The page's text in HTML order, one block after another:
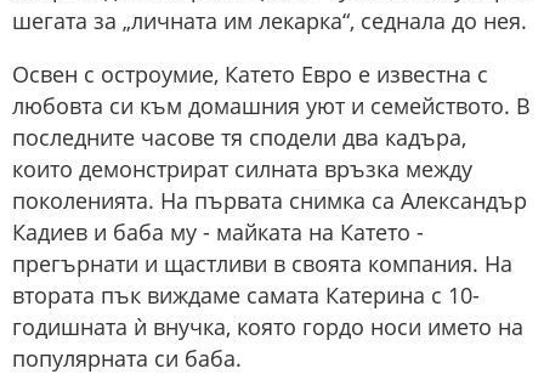
шегата за „личната им лекарка“, седнала до нея.
Освен с остроумие, Катето Евро е известна с
любовта си към домашния уют и семейството. В
последните часове тя сподели два кадъра,
които демонстрират силната връзка между
поколенията. На първата снимка са Александър
Кадиев и баба му - майката на Катето -
прегърнати и щастливи в своята компания. На
втората пък виждаме самата Катерина с 10-
годишната ѝ внучка, която гордо носи името на
популярната си баба.